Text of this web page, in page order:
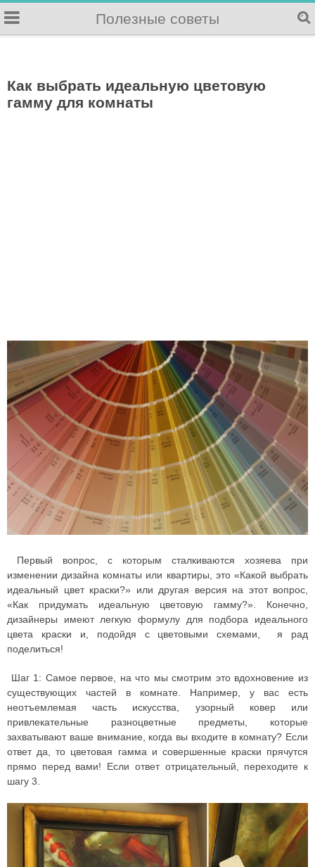
Полезные советы
Как выбрать идеальную цветовую
гамму для комнаты
Первый вопрос, с которым сталкиваются хозяева при
изменении дизайна комнаты или квартиры, это «Какой выбрать
идеальный цвет краски?» или другая версия на этот вопрос,
«Как придумать идеальную цветовую гамму?». Конечно,
дизайнеры имеют легкую формулу для подбора идеального
цвета краски и, подойдя с цветовыми схемами, я рад
поделиться!
Шаг 1: Самое первое, на что мы смотрим это вдохновение из
существующих частей в комнате. Например, у вас есть
неотъемлемая часть искусства, узорный ковер или
привлекательные разноцветные предметы, которые
захватывают ваше внимание, когда вы входите в комнату? Если
ответ да, то цветовая гамма и совершенные краски прячутся
прямо перед вами! Если ответ отрицательный, переходите к
шагу 3.